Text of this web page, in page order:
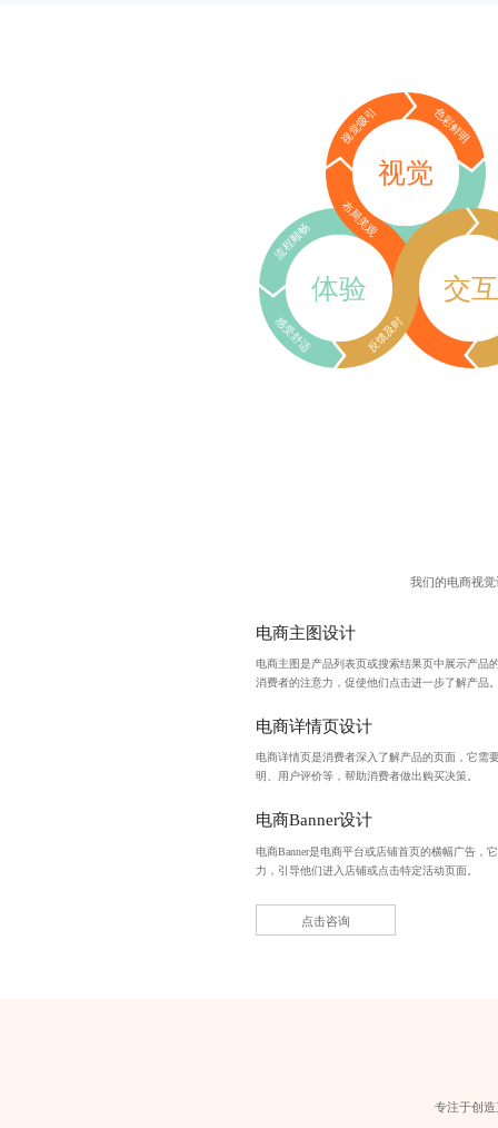
视觉
视觉吸引 色彩鲜明
布局美观
体验
流程顺畅
感受舒适 反馈及时
交
我们的电商视
电商主图设计
电商主图是产品列表页或搜索结果页中展示产品
消费者的注意力，促使他们点击进一步了解产品
电商详情页设计
电商详情页是消费者深入了解产品的页面，它需
明、用户评价等，帮助消费者做出购买决策。
电商Banner设计
电商Banner是电商平台或店铺首页的横幅广告，
力，引导他们进入店铺或点击特定活动页面。
点击咨询
专注于创